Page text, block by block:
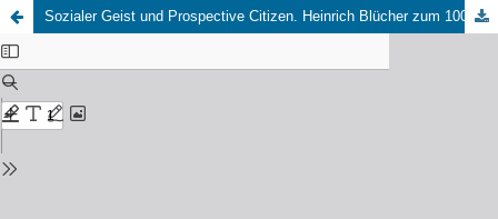
Sozialer Geist und Prospective Citizen. Heinrich Blücher zum 100. Geburtstag